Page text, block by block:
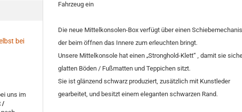
Fahrzeug ein
Die neue Mittelkonsolen-Box verfügt über einen
der beim öffnen das Innere zum erleuchten bringt.
Unsere Mittelkonsole hat einen „Stronghold-Klett“ , damit sie
glatten Böden / Fußmatten und Teppichen sitzt.
Sie ist glänzend schwarz produziert, zusätzlich mit Kunstleder
gearbeitet, und besitzt einem eleganten schwarzen Rand.
bei
uns im
/